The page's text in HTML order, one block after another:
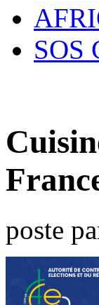
SOS
poste